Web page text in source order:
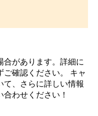
合があります。詳細に
ご確認ください。 キャ
て、さらに詳しい情報
わせください！